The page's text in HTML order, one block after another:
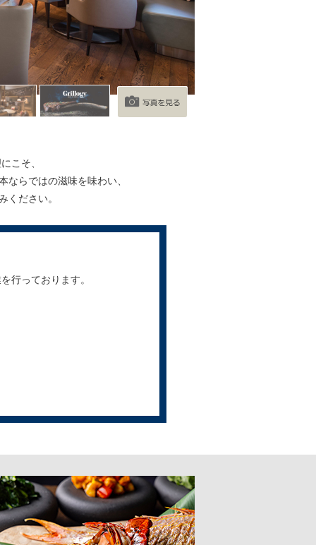
こそ、
らではの滋味を味わい、
ください。
行っております。